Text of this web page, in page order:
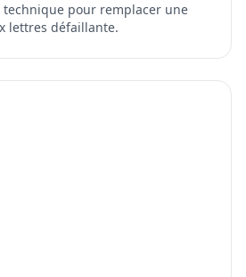
technique pour remplacer une
lettres défaillante.